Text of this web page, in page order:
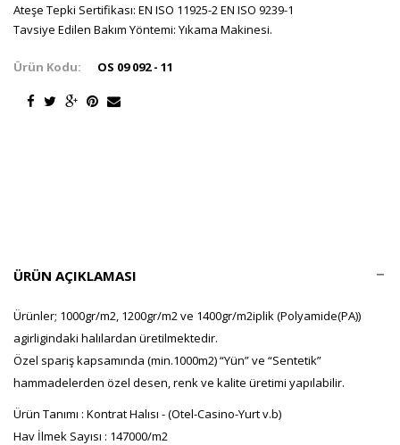
Ateşe Tepki Sertifikası: EN ISO 11925-2 EN ISO 9239-1
Tavsiye Edilen Bakım Yöntemi: Yıkama Makinesi.
Ürün Kodu: OS 09 092 - 11
ÜRÜN AÇIKLAMASI
Ürünler; 1000gr/m2, 1200gr/m2 ve 1400gr/m2iplik (Polyamide(PA))
agirligindaki halılardan üretilmektedir.
Özel spariş kapsamında (min.1000m2) “Yün” ve “Sentetik”
hammadelerden özel desen, renk ve kalite üretimi yapılabilir.
Ürün Tanımı : Kontrat Halısı - (Otel-Casino-Yurt v.b)
Hav İlmek Sayısı : 147000/m2